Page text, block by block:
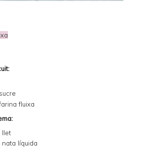
fluixa
llet
nata líquida